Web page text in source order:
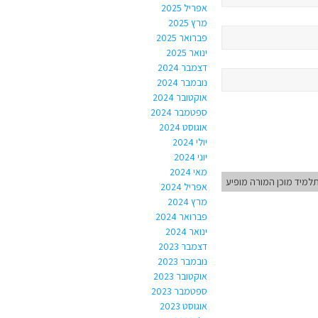
מוכן המורה מופיע
אפריל 2025
מרץ 2025
פברואר 2025
ינואר 2025
דצמבר 2024
נובמבר 2024
אוקטובר 2024
ספטמבר 2024
אוגוסט 2024
יולי 2024
יוני 2024
מאי 2024
אפריל 2024
מרץ 2024
פברואר 2024
ינואר 2024
דצמבר 2023
נובמבר 2023
אוקטובר 2023
ספטמבר 2023
אוגוסט 2023